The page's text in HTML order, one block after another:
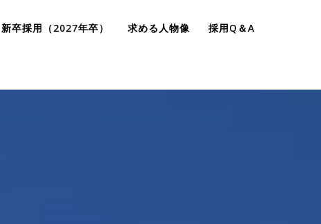
新卒採用（2027年卒） 求める人物像 採用Q＆A